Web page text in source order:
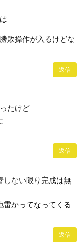
敗操作が入るけどな
返信
たけど
返信
しない限り完成は無
雷かってなってくる
返信